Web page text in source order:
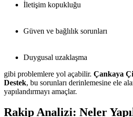
İletişim kopukluğu
Güven ve bağlılık sorunları
Duygusal uzaklaşma
gibi problemlere yol açabilir. Çankaya
Destek, bu sorunları derinlemesine ele
yapılandırmayı amaçlar.
Rakip Analizi: Neler